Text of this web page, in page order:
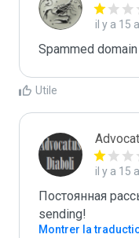
il y a 15
Spammed
Utile
il y a 15
Постоянная
sending!
Montrer la